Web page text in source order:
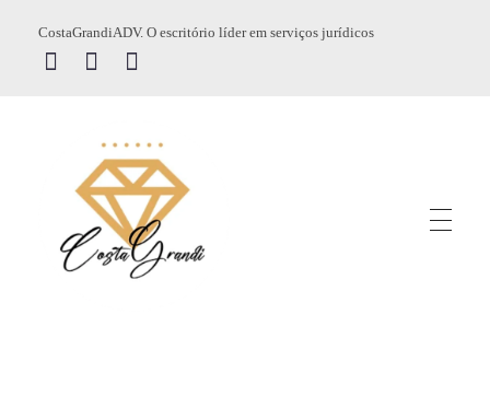
CostaGrandiADV. O escritório líder em serviços jurídicos